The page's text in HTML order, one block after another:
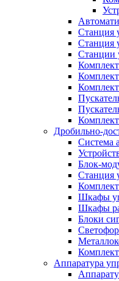
Станция
Станция
Станции
Комплект
Дробильно-
Система
Блок-
Станция
Шкафы
Шкафы
Блоки
Комплект
Аппаратура